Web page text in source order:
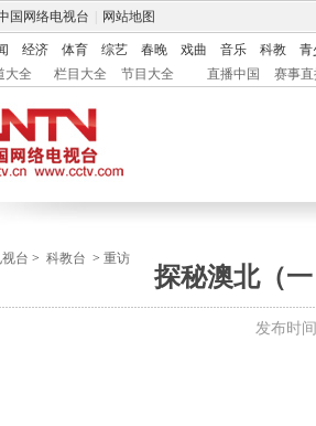
国网络电视台 网站地图
经济 体育 综艺 春晚 戏曲 音乐 科教 青
大全 栏目大全 节目大全 直播中国 赛事
台 > 科教台 > 重访
探秘澳北（一
发布时